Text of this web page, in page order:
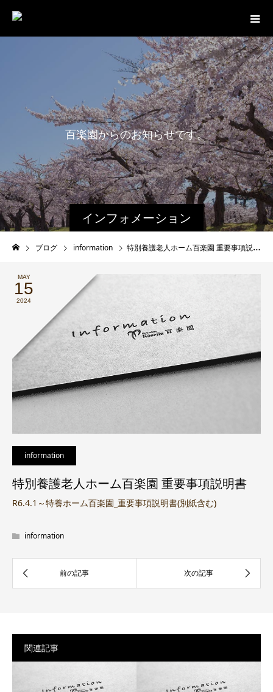
インフォメーション
百楽園からのお知らせです。
ブログ information 特別養護老人ホーム百楽園 重要事項説明書
MAY
15
2024
information
特別養護老人ホーム百楽園 重要事項説明書
R6.4.1～特養ホーム百楽園_重要事項説明書(別紙含む)
information
関連記事